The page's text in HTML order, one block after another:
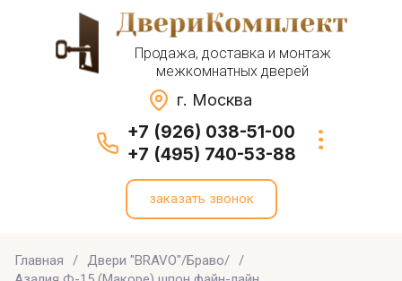
Продажа, доставка и монтаж
межкомнатных дверей
г. Москва
+7 (926) 038-51-00
+7 (495) 740-53-88
заказать звонок
Главная / Двери "BRAVO"/Браво/ /